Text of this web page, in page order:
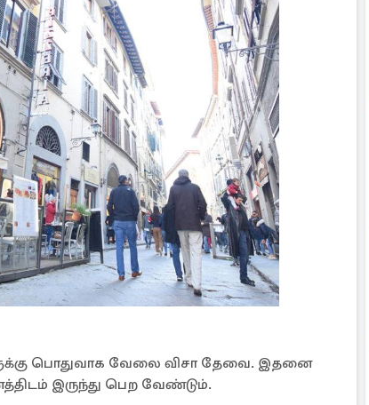
பொதுவாக வேலை விசா தேவை. இதனை
இருந்து பெற வேண்டும்.